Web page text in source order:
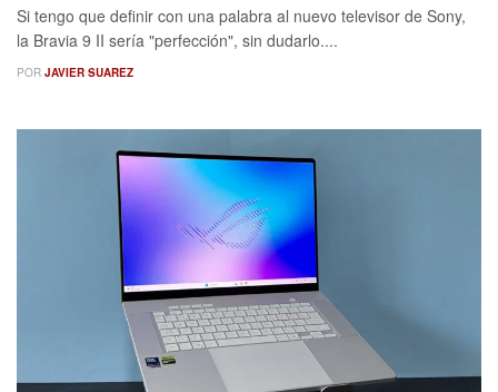
Si tengo que definir con una palabra al nuevo televisor de Sony,
la Bravia 9 II sería "perfección", sin dudarlo....
POR JAVIER SUAREZ